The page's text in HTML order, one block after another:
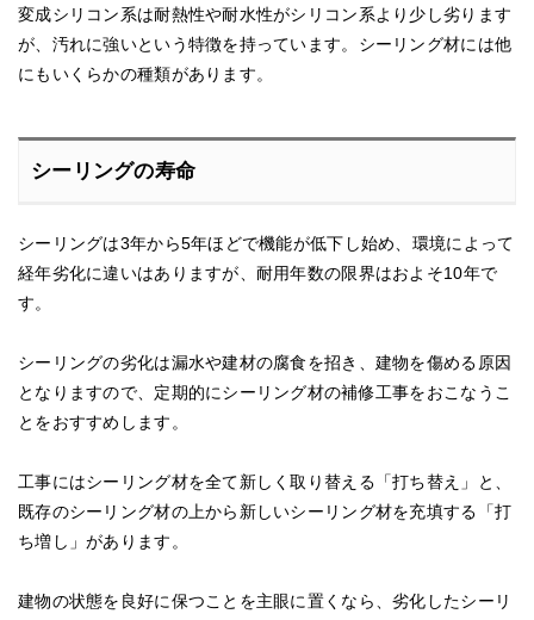
変成シリコン系は耐熱性や耐水性がシリコン系より少し劣ります
が、汚れに強いという特徴を持っています。シーリング材には他
にもいくらかの種類があります。
シーリングの寿命
シーリングは3年から5年ほどで機能が低下し始め、環境によって
経年劣化に違いはありますが、耐用年数の限界はおよそ10年で
す。
シーリングの劣化は漏水や建材の腐食を招き、建物を傷める原因
となりますので、定期的にシーリング材の補修工事をおこなうこ
とをおすすめします。
工事にはシーリング材を全て新しく取り替える「打ち替え」と、
既存のシーリング材の上から新しいシーリング材を充填する「打
ち増し」があります。
建物の状態を良好に保つことを主眼に置くなら、劣化したシーリ